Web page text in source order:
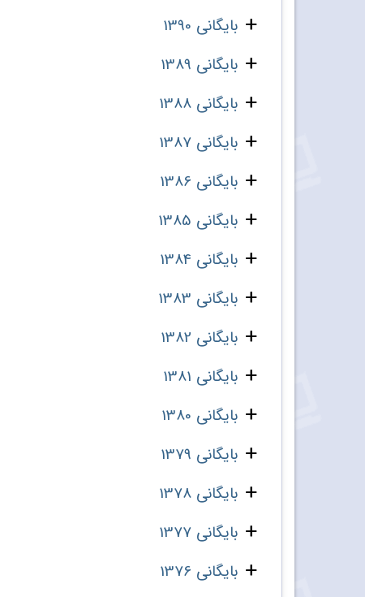
بایگانی 1390
بایگانی 1389
بایگانی 1388
بایگانی 1387
بایگانی 1386
بایگانی 1385
بایگانی 1384
بایگانی 1383
بایگانی 1382
بایگانی 1381
بایگانی 1380
بایگانی 1379
بایگانی 1378
بایگانی 1377
بایگانی 1376